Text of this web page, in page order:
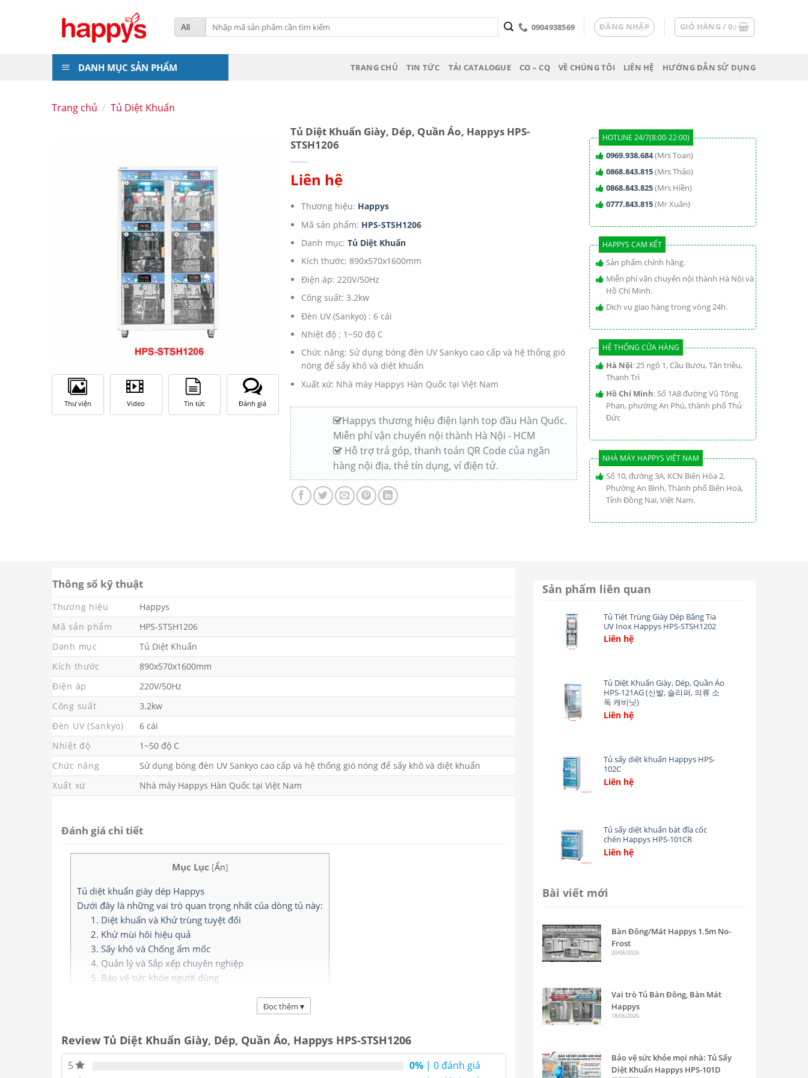
Tìm
kiếm:
0904938569 ĐĂNG NHẬP GIỎ HÀNG /0₫
DANH MỤC SẢN PHẨM TRANG CHỦ TIN TỨC TẢI CATALOGUE CO – CQ VỀ CHÚNG TÔI LIÊN HỆ HƯỚNG DẪN SỬ DỤNG
Trang chủ / Tủ Diệt Khuẩn
Thư viện Video Tin tức Đánh giá
Tủ Diệt Khuẩn Giày, Dép, Quần Áo, Happys HPS-
STSH1206
Liên hệ
Thương hiệu: Happys
Mã sản phẩm: HPS-STSH1206
Danh mục:Tủ Diệt Khuẩn
Kích thước: 890x570x1600mm
Điện áp: 220V/50Hz
Công suất: 3.2kw
Đèn UV (Sankyo) : 6 cái
Nhiệt độ : 1~50 độ C
Chức năng: Sử dụng bóng đèn UV Sankyo cao cấp và hệ thống gió
nóng để sấy khô và diệt khuẩn
Xuất xứ: Nhà máy Happys Hàn Quốc tại Việt Nam
Happys thương hiệu điện lạnh top đầu Hàn Quốc.
Miễn phí vận chuyển nội thành Hà Nội - HCM
Hỗ trợ trả góp, thanh toán QR Code của ngân
hàng nội địa, thẻ tín dụng, ví điện tử.
HOTLINE 24/7(8:00-22:00)
0969.938.684(Mrs Toan)
0868.843.815(Mrs Thảo)
0868.843.825(Mrs Hiền)
0777.843.815(Mr Xuân)
HAPPYS CAM KẾT
Sản phẩm chính hãng.
Miễn phí vận chuyển nội thành Hà Nội và
Hồ Chí Minh.
Dịch vụ giao hàng trong vòng 24h.
HỆ THỐNG CỬA HÀNG
Hà Nội: 25 ngõ 1, Cầu Bươu, Tân triều,
Thanh Trì
Hồ Chí Minh: Số 1A8 đường Vũ Tông
Phan, phường An Phú, thành phố Thủ
Đức
NHÀ MÁY HAPPYS VIỆT NAM
Số 10, đường 3A, KCN Biên Hòa 2,
Phường An Bình, Thành phố Biên Hoà,
Tỉnh Đồng Nai, Việt Nam.
Thông số kỹ thuật
Thương hiệu
Happys
Mã sản phẩm
HPS-STSH1206
Danh mục
Tủ Diệt Khuẩn
Kích thước
890x570x1600mm
Điện áp
220V/50Hz
Công suất
3.2kw
Đèn UV (Sankyo)
6 cái
Nhiệt độ
1~50 độ C
Chức năng
Sử dụng bóng đèn UV Sankyo cao cấp và hệ thống gió nóng để sấy khô và diệt khuẩn
Xuất xứ
Nhà máy Happys Hàn Quốc tại Việt Nam
Đánh giá chi tiết
Mục Lục [Ẩn]
Tủ diệt khuẩn giày dép Happys
Dưới đây là những vai trò quan trọng nhất của dòng tủ này:
1. Diệt khuẩn và Khử trùng tuyệt đối
2. Khử mùi hôi hiệu quả
3. Sấy khô và Chống ẩm mốc
4. Quản lý và Sắp xếp chuyên nghiệp
5. Bảo vệ sức khỏe người dùng
Tủ tiệt trùng giày dépHappys (Model: HPS-STSH1206)là thiết bị chuyên
dụng được thiết kế để làm sạch, khử trùng và bảo quản giày dép trong các
môi trường yêu cầu tiêu chuẩn vệ sinh cao như: nhà máy thực phẩm, dược
Đọc thêm ▾
Review Tủ Diệt Khuẩn Giày, Dép, Quần Áo, Happys HPS-STSH1206
5 0% | 0 đánh giá
Sản phẩm liên quan
Add
Tủ Tiệt Trùng Giày Dép Bằng Tia
UV Inox Happys HPS-STSH1202
Liên hệ
Add
Tủ Diệt Khuẩn Giày, Dép, Quần Áo
HPS-121AG (신발, 슬리퍼, 의류 소
독 캐비닛)
Liên hệ
Add
Tủ sấy diệt khuẩn Happys HPS-
102C
Liên hệ
Add
wishlist
Tủ sấy diệt khuẩn bát đĩa cốc
chén Happys HPS-101CR
Liên hệ
Bài viết mới
Bàn Đông/Mát Happys 1.5m No-
Frost
20/06/2026
Vai trò Tủ Bàn Đông, Bàn Mát
Happys
18/06/2026
Bảo vệ sức khỏe mọi nhà: Tủ Sấy
Diệt Khuẩn Happys HPS-101D